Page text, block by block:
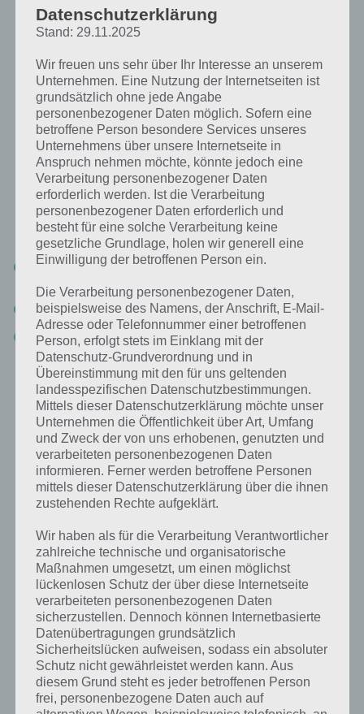
entgegenkommen. Hier gibt es einen großen Bonus am Ende an
Cash, umso länger ihr auf der falschen Straßenseite wart. Ob ihr auf
Lane” steht.
Weiterer Tipp: Die ganze Zeit solltet ihr nicht links fahren, denn es
kann schonmal sein, dass zwei Autos gleichzeitig von vorne
kommen. Fahrt entsprechend immer auf der rechten Spur, um auch
mal nach rechts auszuweichen. Weiterer Tipp für die Traffic Racer
App: Vergesst auch hier nicht mal auf die Bremse zu treten. Auch
wenn es eine gute Belohnung ist, bringt es euch mehr, dabei auch
weit zu fahren.
Zusammenfassung dieses Traffic Racer Tipps:
Nutzt den Two-Way Endless Spielmodi und fahrt dabei
Versucht stets über 100 km/h zu fahren
Fahrt knapp an anderen Fahrzeugen vorbei und das
hintereinander
Genau so gehe ich vor. Zu Beginn fahre ich dabei auf der falschen
Straßenseite. Ab 75 km/h zählt dann die Opposing Lane. Nun ganz
eng die ganze Zeit an den Gegnern vorbei. Dies bringt nicht nur sehr
viele Punkte, sondern auch Cash.
So verdiene ich bei 60 Sekunden Fahrt locker 700 Cash. Zum
Freischalten des teuersten Autos (145.000 Cash) wären das bei
durchschnittlich 700 Cash 208 Fahrten. Dabei braucht man teilweise
Weitere Tipps und Tricks
Wenn du weitere Tipps zu Traffic Racer hast, dann kannst du dies
gerne in den Kommentaren melden. Wir werden diesen Artikel dann
entsprechend anpassen und erweitern.
Traffic Racer Cheats
Datenschutzerklärung
Stand: 29.11.2025
Wir freuen uns sehr über Ihr Interesse an unserem
Unternehmen. Eine Nutzung der Internetseiten ist
grundsätzlich ohne jede Angabe
personenbezogener Daten möglich. Sofern eine
betroffene Person besondere Services unseres
Unternehmens über unsere Internetseite in
Anspruch nehmen möchte, könnte jedoch eine
Verarbeitung personenbezogener Daten
erforderlich werden. Ist die Verarbeitung
personenbezogener Daten erforderlich und
besteht für eine solche Verarbeitung keine
gesetzliche Grundlage, holen wir generell eine
Einwilligung der betroffenen Person ein.
Die Verarbeitung personenbezogener Daten,
beispielsweise des Namens, der Anschrift, E-Mail-
Adresse oder Telefonnummer einer betroffenen
Person, erfolgt stets im Einklang mit der
Datenschutz-Grundverordnung und in
Übereinstimmung mit den für uns geltenden
landesspezifischen Datenschutzbestimmungen.
Mittels dieser Datenschutzerklärung möchte unser
Unternehmen die Öffentlichkeit über Art, Umfang
und Zweck der von uns erhobenen, genutzten und
verarbeiteten personenbezogenen Daten
informieren. Ferner werden betroffene Personen
mittels dieser Datenschutzerklärung über die ihnen
zustehenden Rechte aufgeklärt.
Wir haben als für die Verarbeitung Verantwortlicher
zahlreiche technische und organisatorische
Maßnahmen umgesetzt, um einen möglichst
lückenlosen Schutz der über diese Internetseite
verarbeiteten personenbezogenen Daten
sicherzustellen. Dennoch können Internetbasierte
Datenübertragungen grundsätzlich
Sicherheitslücken aufweisen, sodass ein absoluter
Schutz nicht gewährleistet werden kann. Aus
diesem Grund steht es jeder betroffenen Person
frei, personenbezogene Daten auch auf